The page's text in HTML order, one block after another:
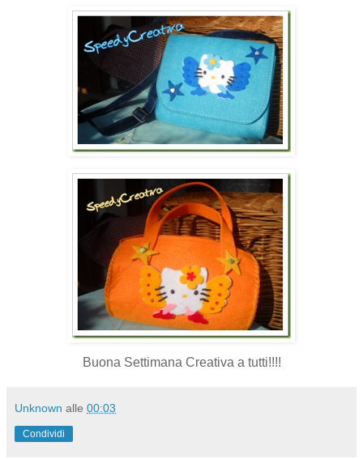
Buona Settimana Creativa a tutti!!!!
Unknown alle 00:03
Condividi